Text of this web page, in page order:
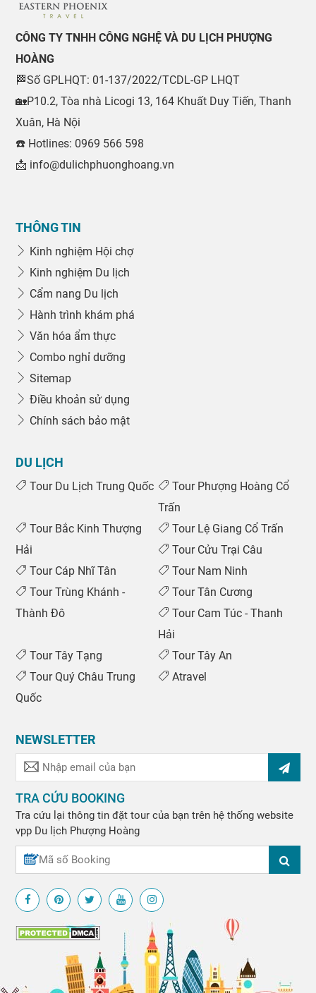
CÔNG TY TNHH CÔNG NGHỆ VÀ DU LỊCH PHƯỢNG
HOÀNG
🏁Số GPLHQT: 01-137/2022/TCDL-GP LHQT
🏡P10.2, Tòa nhà Licogi 13, 164 Khuất Duy Tiến, Thanh
Xuân, Hà Nội
☎️ Hotlines: 0969 566 598
📩 info@dulichphuonghoang.vn
THÔNG TIN
Kinh nghiệm Hội chợ
Kinh nghiệm Du lịch
Cẩm nang Du lịch
Hành trình khám phá
Văn hóa ẩm thực
Combo nghỉ dưỡng
Sitemap
Điều khoản sử dụng
Chính sách bảo mật
DU LỊCH
Tour Du Lịch Trung Quốc
Tour Phượng Hoàng Cổ
Trấn
Tour Bắc Kinh Thượng
Hải
Tour Lệ Giang Cổ Trấn
Tour Cửu Trại Câu
Tour Cáp Nhĩ Tân
Tour Nam Ninh
Tour Trùng Khánh -
Thành Đô
Tour Tân Cương
Tour Cam Túc - Thanh
Hải
Tour Tây Tạng
Tour Tây An
Tour Quý Châu Trung
Quốc
Atravel
NEWSLETTER
TRA CỨU BOOKING
Tra cứu lại thông tin đặt tour của bạn trên hệ thống website
vpp Du lịch Phượng Hoàng